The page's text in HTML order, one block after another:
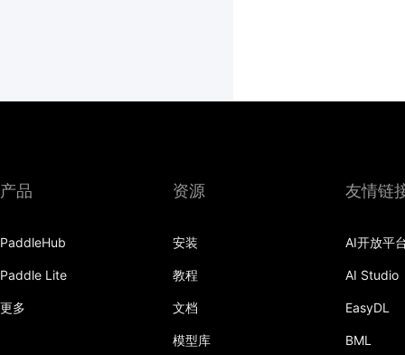
产品
PaddleHub
Paddle Lite
更多
资源
安装
教程
文档
模型库
友情链
AI开放平
AI Studio
EasyDL
BML